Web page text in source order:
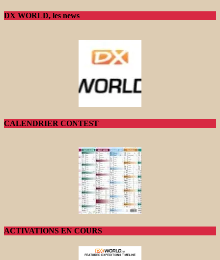
DX WORLD, les news
CALENDRIER CONTEST
ACTIVATIONS EN COURS